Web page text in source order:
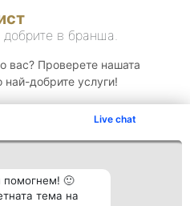
Live chat
помогнем! 🙂
тема на
в бранша.
вас? Проверете нашата
добрите услуги!